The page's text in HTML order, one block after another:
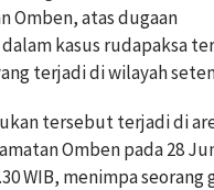
Omben, atas dugaan
kasus rudapaksa
terjadi di wilayah
tersebut terjadi di
Omben pada 28
WIB, menimpa seorang